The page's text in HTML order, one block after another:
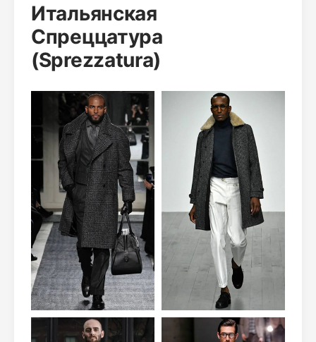
Итальянская
Спреццатура
(Sprezzatura)